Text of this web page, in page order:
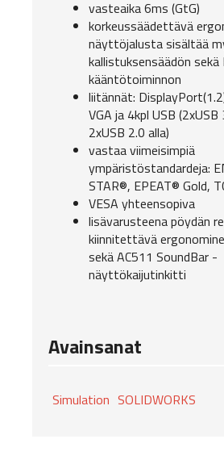
vasteaika 6ms (GtG)
korkeussäädettävä
näyttöjalusta sisältää
kallistuksensäädön sekä
kääntötoiminnon
liitännät:
VGA ja 4kpl USB
2xUSB 2.0 alla)
vastaa viimeisimpiä
ympäristöstandardeja:
STAR®, EPEAT® Gold,
VESA yhteensopiva
lisävarusteena pöydän
kiinnitettävä
sekä AC511 SoundBar -
näyttökaijutinkitti
Avainsanat
Simulation SOLIDWORKS